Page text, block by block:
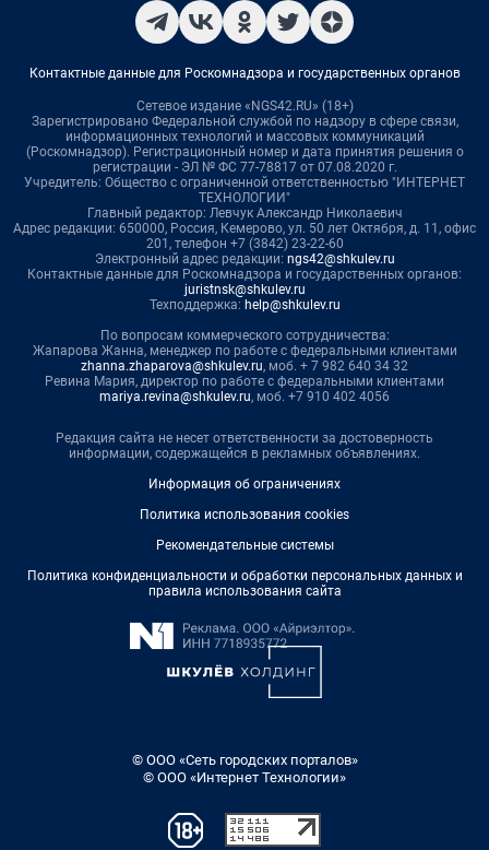
Контактные данные для Роскомнадзора и государственных органов
Сетевое издание «NGS42.RU» (18+)
Зарегистрировано Федеральной службой по надзору в сфере связи,
информационных технологий и массовых коммуникаций
(Роскомнадзор). Регистрационный номер и дата принятия решения о
регистрации - ЭЛ № ФС 77-78817 от 07.08.2020 г.
Учредитель: Общество с ограниченной ответственностью "ИНТЕРНЕТ
ТЕХНОЛОГИИ"
Главный редактор: Левчук Александр Николаевич
Адрес редакции: 650000, Россия, Кемерово, ул. 50 лет Октября, д. 11, офис
201, телефон +7 (3842) 23-22-60
Электронный адрес редакции: ngs42@shkulev.ru
Контактные данные для Роскомнадзора и государственных органов:
juristnsk@shkulev.ru
Техподдержка: help@shkulev.ru
По вопросам коммерческого сотрудничества:
Жапарова Жанна, менеджер по работе с федеральными клиентами
zhanna.zhaparova@shkulev.ru, моб. + 7 982 640 34 32
Ревина Мария, директор по работе с федеральными клиентами
mariya.revina@shkulev.ru, моб. +7 910 402 4056
Редакция сайта не несет ответственности за достоверность
информации, содержащейся в рекламных объявлениях.
Информация об ограничениях
Политика использования cookies
Рекомендательные системы
Политика конфиденциальности и обработки персональных данных и
правила использования сайта
© ООО «Сеть городских порталов»
© ООО «Интернет Технологии»